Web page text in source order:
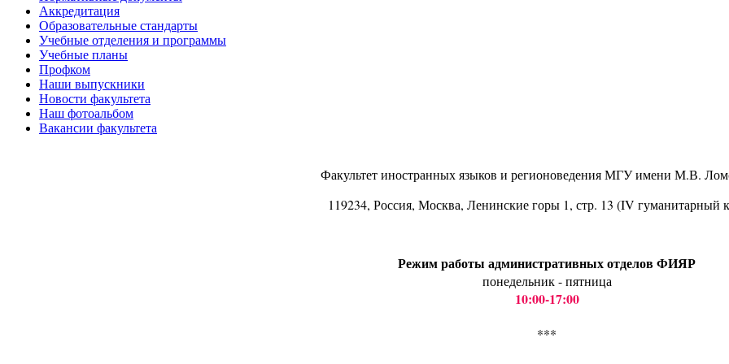
Аккредитация
Образовательные стандарты
Учебные отделения и программы
Учебные планы
Профком
Наши выпускники
Новости факультета
Наш фотоальбом
Вакансии факультета
Факультет иностранных языков и регионоведения МГУ имени М.В.
119234, Россия, Москва, Ленинские горы 1, стр. 13 (IV гуманитарный
Режим работы административных отделов ФИЯР
понедельник - пятница
10:00-17:00
***